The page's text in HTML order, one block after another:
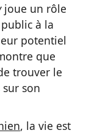
joue un rôle
à la
potentiel
que
trouver le
son
, la vie est